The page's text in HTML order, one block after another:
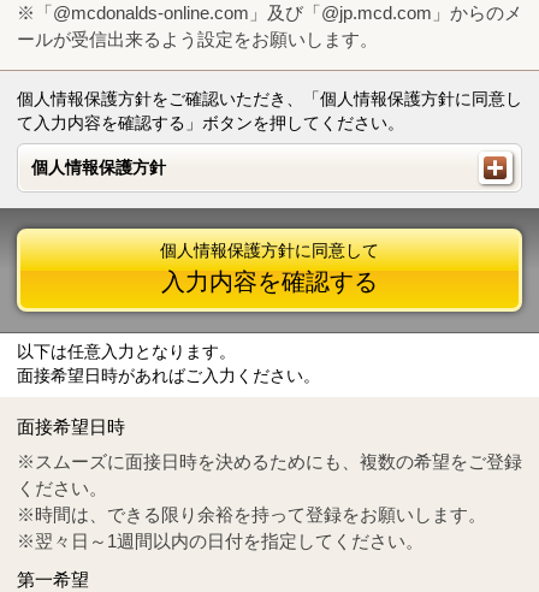
※「@mcdonalds-online.com」及び「@jp.mcd.com」からのメ
ールが受信出来るよう設定をお願いします。
個人情報保護方針をご確認いただき、「個人情報保護方針に同意し
て入力内容を確認する」ボタンを押してください。
個人情報保護方針
個人情報保護方針
Tel
0570-55-0314
個人情報保護方針に同意して
入力内容を確認する
以下は任意入力となります。
面接希望日時があればご入力ください。
面接希望日時
※スムーズに面接日時を決めるためにも、複数の希望をご登録
ください。
※時間は、できる限り余裕を持って登録をお願いします。
※翌々日～1週間以内の日付を指定してください。
第一希望